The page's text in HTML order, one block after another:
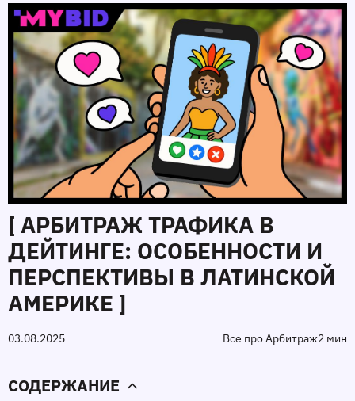
[ АРБИТРАЖ ТРАФИКА В
ДЕЙТИНГЕ: ОСОБЕННОСТИ И
ПЕРСПЕКТИВЫ В ЛАТИНСКОЙ
АМЕРИКЕ ]
03.08.2025 Все про Арбитраж2 мин
СОДЕРЖАНИЕ